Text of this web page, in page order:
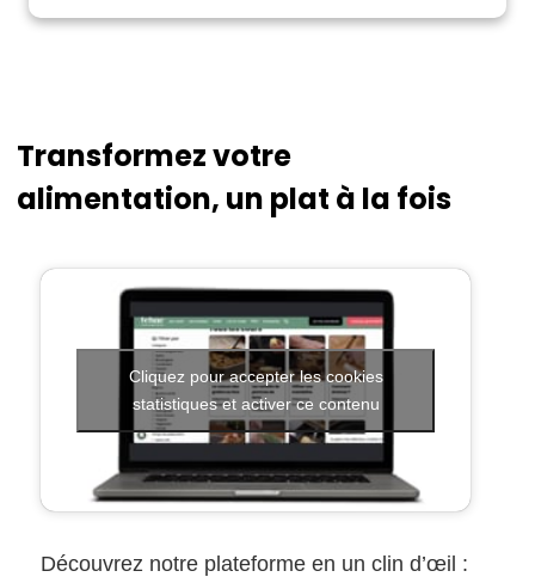
Transformez votre
alimentation, un plat à la fois
Cliquez pour accepter les cookies
statistiques et activer ce contenu
Découvrez notre plateforme en un clin d’œil :